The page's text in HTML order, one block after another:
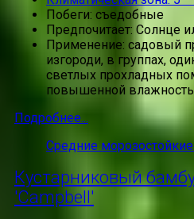
Побеги: съедобные
Предпочитает: Солнце
Применение: садовый
изгороди, в группах,
светлых прохладных
повышенной
Подробнее...
Средние
Кустарниковый
'Campbell'